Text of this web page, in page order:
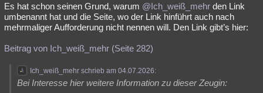
Es hat schon seinen Grund, warum @Ich_weiß_mehr den Link
umbenannt hat und die Seite, wo der Link hinführt auch nach
mehrmaliger Aufforderung nicht nennen will. Den Link gibt’s hier:
Beitrag von Ich_weiß_mehr (Seite 282)
Ich_weiß_mehr schrieb am 04.07.2026:
Bei Interesse hier weitere Information zu dieser Zeugin: